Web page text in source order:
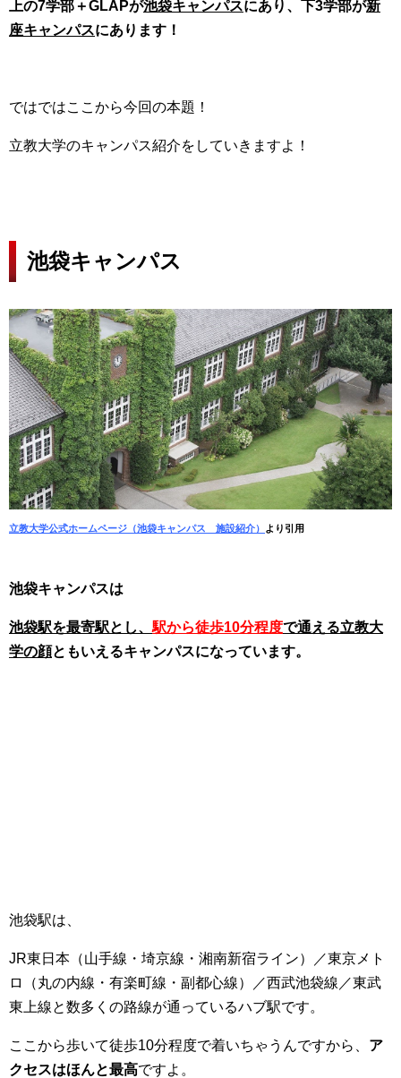
上の7学部＋GLAPが池袋キャンパスにあり、下3学部が新
座キャンパスにあります！
ではではここから今回の本題！
立教大学のキャンパス紹介をしていきますよ！
池袋キャンパス
立教大学公式ホームページ（池袋キャンパス 施設紹介） より引用
池袋キャンパスは
池袋駅を最寄駅とし、駅から徒歩10分程度で通える立教大
学の顔ともいえるキャンパスになっています。
池袋駅は、
JR東日本（山手線・埼京線・湘南新宿ライン）／東京メト
ロ（丸の内線・有楽町線・副都心線）／西武池袋線／東武
東上線と数多くの路線が通っているハブ駅です。
ここから歩いて徒歩10分程度で着いちゃうんですから、 ア
クセスはほんと最高ですよ。